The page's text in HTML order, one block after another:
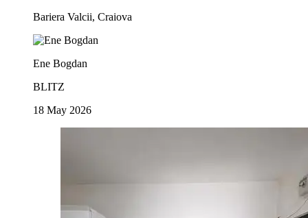
Bariera Valcii, Craiova
Ene Bogdan
BLITZ
18 May 2026